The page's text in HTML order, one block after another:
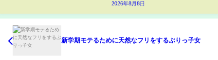
2026年8月8日
新学期モテるために天然なフリをするぶりっ子女